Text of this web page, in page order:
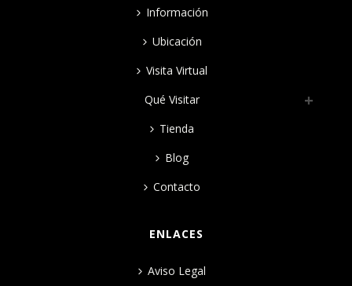
Información
Ubicación
Visita Virtual
Qué Visitar
Tienda
Blog
Contacto
ENLACES
Aviso Legal